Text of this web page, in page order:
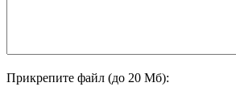
Прикрепите файл (до 20 Мб):